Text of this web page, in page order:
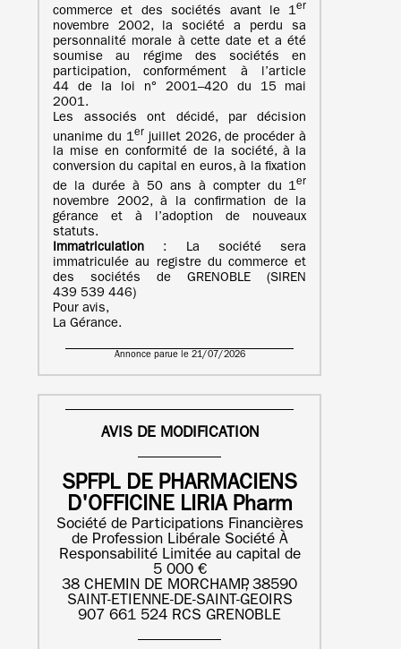
commerce et des sociétés avant le 1er
novembre 2002, la société a perdu sa
personnalité morale à cette date et a été
soumise au régime des sociétés en
participation, conformément à l’article
44 de la loi n° 2001–420 du 15 mai
2001.
Les associés ont décidé, par décision
unanime du 1er juillet 2026, de procéder à
la mise en conformité de la société, à la
conversion du capital en euros, à la fixation
de la durée à 50 ans à compter du 1er
novembre 2002, à la confirmation de la
gérance et à l’adoption de nouveaux
statuts.
Immatriculation : La société sera
immatriculée au registre du commerce et
des sociétés de GRENOBLE (SIREN
439 539 446)
Pour avis,
La Gérance.
Annonce parue le 21/07/2026
AVIS DE MODIFICATION
SPFPL DE PHARMACIENS
D'OFFICINE LIRIA Pharm
Société de Participations Financières
de Profession Libérale Société À
Responsabilité Limitée au capital de
5 000 €
38 CHEMIN DE MORCHAMP, 38590
SAINT-ETIENNE-DE-SAINT-GEOIRS
907 661 524 RCS GRENOBLE